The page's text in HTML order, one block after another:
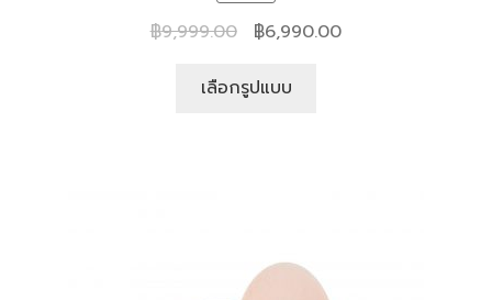
฿9,999.00 ฿6,990.00
เลือกรูปแบบ